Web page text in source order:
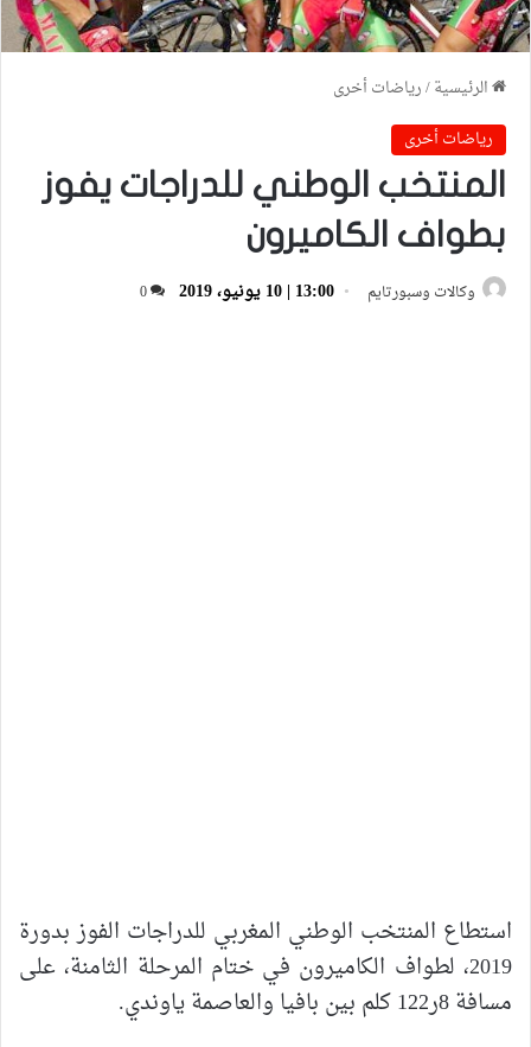
الرئيسية/رياضات أخرى
رياضات أخرى
المنتخب الوطني للدراجات يفوز
بطواف الكاميرون
وكالات وسبورتايم 13:00 | 10 يونيو، 2019 0
استطاع المنتخب الوطني المغربي للدراجات الفوز بدورة
2019، لطواف الكاميرون في ختام المرحلة الثامنة، على
مسافة 8ر122 كلم بين بافيا والعاصمة ياوندي.